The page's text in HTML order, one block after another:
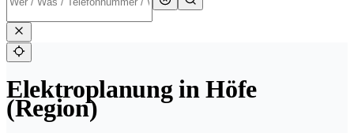
Elektroplanung in Höfe
(Region)